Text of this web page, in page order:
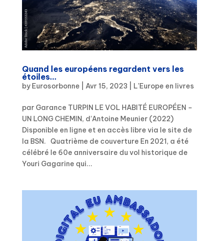
Quand les européens regardent vers les
étoiles…
by Eurosorbonne Avr 15, 2023 L'Europe en livres
par Garance TURPIN LE VOL HABITÉ EUROPÉEN –
UN LONG CHEMIN, d’Antoine Meunier (2022)
Disponible en ligne et en accès libre via le site de
la BSN. Quatrième de couverture En 2021, a été
célébré le 60e anniversaire du vol historique de
Youri Gagarine qui...